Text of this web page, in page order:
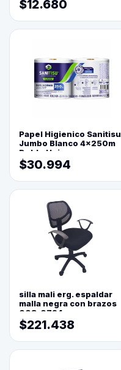
$12.680
Papel Higienico Sanitisu
Jumbo Blanco 4x250m
Doble Hoja
$30.994
silla mali erg. espaldar
malla negra con brazos
003-0794
$221.438